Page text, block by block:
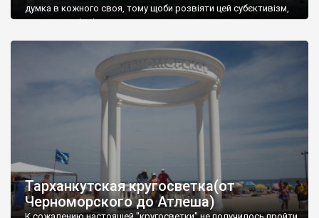
думка в кожного своя, тому щоби розвіяти цей субєктивізм,
запрошую відвідати це
Тарханкутская кругосветка(от
Черноморского до Атлеша)